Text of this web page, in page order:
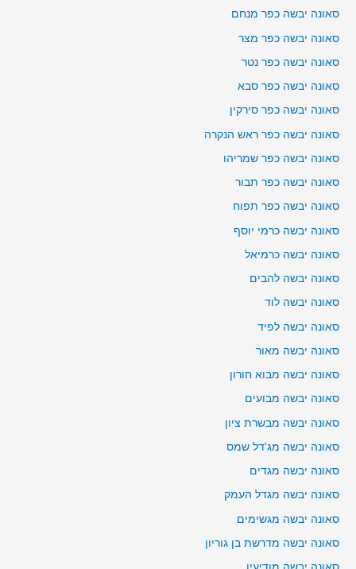
סאונה יבשה כפר מנחם
סאונה יבשה כפר מצר
סאונה יבשה כפר נטר
סאונה יבשה כפר סבא
סאונה יבשה כפר סירקין
סאונה יבשה כפר ראש הנקרה
סאונה יבשה כפר שמריהו
סאונה יבשה כפר תבור
סאונה יבשה כפר תפוח
סאונה יבשה כרמי יוסף
סאונה יבשה כרמיאל
סאונה יבשה להבים
סאונה יבשה לוד
סאונה יבשה לפיד
סאונה יבשה מאור
סאונה יבשה מבוא חורון
סאונה יבשה מבועים
סאונה יבשה מבשרת ציון
סאונה יבשה מג'דל שמס
סאונה יבשה מגדים
סאונה יבשה מגדל העמק
סאונה יבשה מגשימים
סאונה יבשה מדרשת בן גוריון